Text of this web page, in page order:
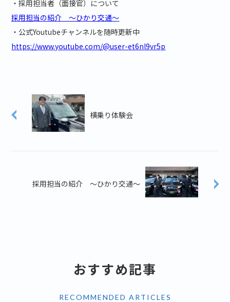
・採用担当者（面接官）について
採用担当の紹介 ～ひかり交通～
・公式Youtubeチャンネルを随時更新中
https://www.youtube.com/@user-et6nl9vr5p
横乗り体験会
採用担当の紹介 ～ひかり交通～
おすすめ記事
RECOMMENDED ARTICLES